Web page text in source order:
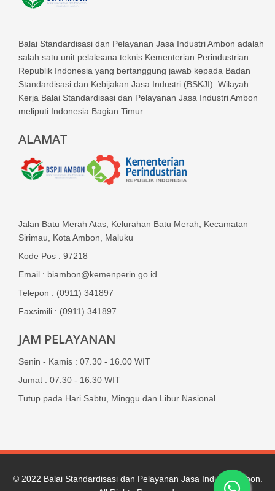
Balai Standardisasi dan Pelayanan Jasa Industri Ambon adalah
salah satu unit pelaksana teknis Kementerian Perindustrian
Republik Indonesia yang bertanggung jawab kepada Badan
Standardisasi dan Kebijakan Jasa Industri (BSKJI). Wilayah
Kerja Balai Standardisasi dan Pelayanan Jasa Industri Ambon
meliputi Indonesia Bagian Timur.
ALAMAT
Jalan Batu Merah Atas, Kelurahan Batu Merah, Kecamatan
Sirimau, Kota Ambon, Maluku
Kode Pos : 97218
Email : biambon@kemenperin.go.id
Telepon : (0911) 341897
Faxsimili : (0911) 341897
JAM PELAYANAN
Senin - Kamis : 07.30 - 16.00 WIT
Jumat : 07.30 - 16.30 WIT
Tutup pada Hari Sabtu, Minggu dan Libur Nasional
© 2022 Balai Standardisasi dan Pelayanan Jasa Industri Ambon.